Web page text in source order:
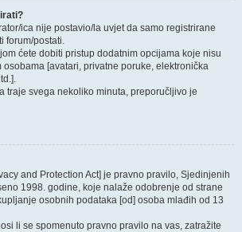
ica nije postavio/la uvjet da samo registrirane
forum/postati.
ćete dobiti pristup dodatnim opcijama koje nisu
[avatari, privatne poruke, elektronička
traje svega nekoliko minuta, preporučljivo je
and Protection Act] je pravno pravilo, Sjedinjenih
1998. godine, koje nalaže odobrenje od strane
osobnih podataka [od] osoba mlađih od 13
li se spomenuto pravno pravilo na vas, zatražite